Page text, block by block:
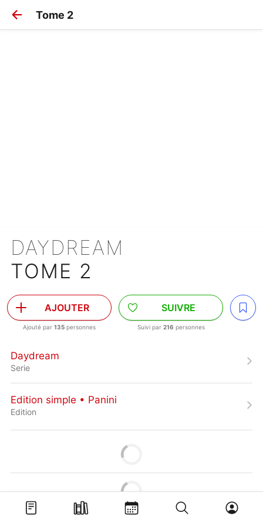
Tome 2
DAYDREAM
TOME 2
AJOUTER
Ajouté par 135 personnes
SUIVRE
Suivi par 216 personnes
Daydream
Serie
Edition simple • Panini
Edition